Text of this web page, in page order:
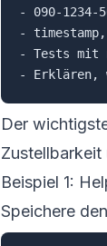
- 090-1234-
-
- Tests mit
Der
Beispiel 1:
Speichere